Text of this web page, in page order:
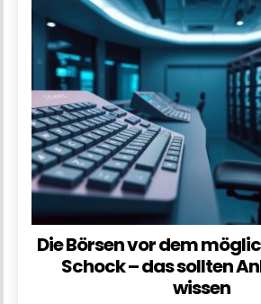
Die Börsen vor dem
Schock – das sollten
wissen